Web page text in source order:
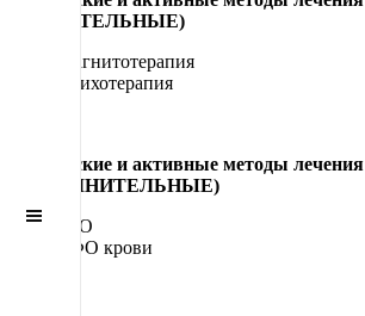
Canvas
(ОБЯЗАТЕЛЬНЫЕ)
Магнитотерапия
Психотерапия
Физические и активные методы лечения
(ДОПОЛНИТЕЛЬНЫЕ)
ГБО
УФО крови